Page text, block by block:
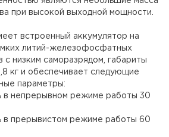
при высокой выходной мощности.
встроенный аккумулятор на
литий-железофосфатных
низким саморазрядом, габариты
кг и обеспечивает следующие
параметры:
в непрерывном режиме работы 30
в прерывистом режиме работы 60